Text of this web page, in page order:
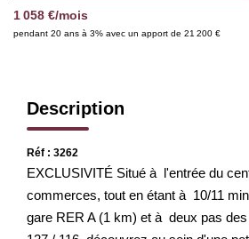
Espace Bailleur
Espace Locataire
1 058 €/mois
pendant 20 ans à 3% avec un apport de 21 200 €
Description
Réf : 3262
EXCLUSIVITÉ Situé à l'entrée du
commerces, tout en étant à 10/11
RER A (1 km) et à deux pas des lignes